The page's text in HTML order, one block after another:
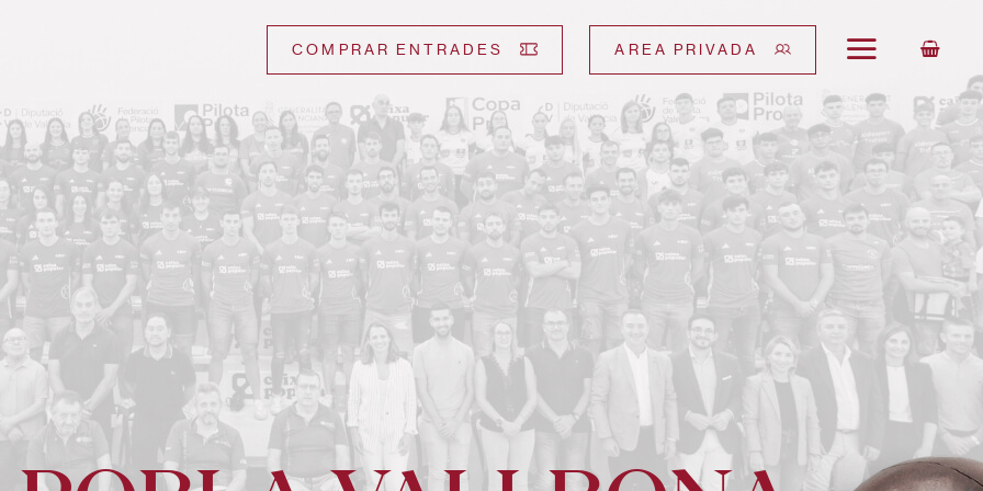
COMPRAR ENTRADES AREA PRIVADA